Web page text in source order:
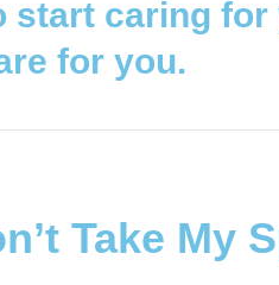
start caring for
for you.
Take My